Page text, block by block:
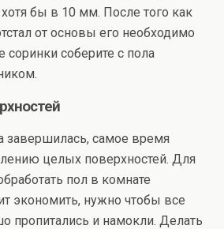
бы в 10 мм. После того как
от основы его необходимо
соринки соберите с пола
завершилась, самое время
целых поверхностей. Для
пол в комнате
экономить, нужно чтобы все
пропитались и намокли. Делать